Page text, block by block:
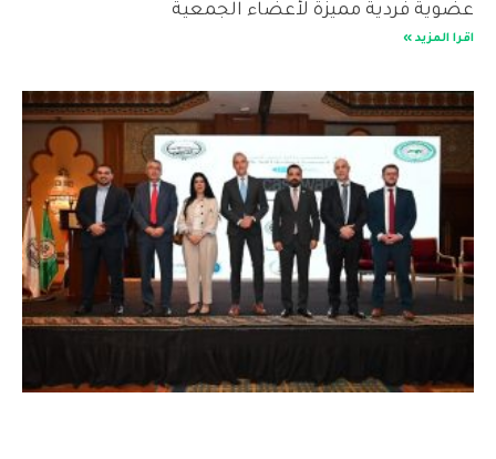
عضوية فردية مميزة لأعضاء الجمعية
اقرا المزيد »